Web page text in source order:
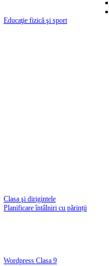
Educaţie fizică şi sport
Clasa şi dirigintele
Planificare întâlniri cu părinții
Wordpress Clasa 9